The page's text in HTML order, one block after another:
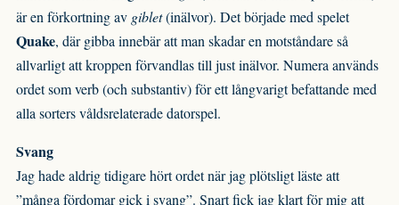
är en förkortning av giblet(inälvor). Det började med spelet
Quake, där gibba innebär att man skadar en motståndare så
allvarligt att kroppen förvandlas till just inälvor. Numera används
ordet som verb (och substantiv) för ett långvarigt befattande med
alla sorters våldsrelaterade datorspel.
Svang
Jag hade aldrig tidigare hört ordet när jag plötsligt läste att
”många fördomar gick i svang”. Snart fick jag klart för mig att